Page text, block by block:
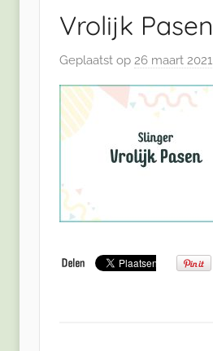
Vrolijk Pasen
Geplaatst op 26 maart 2021